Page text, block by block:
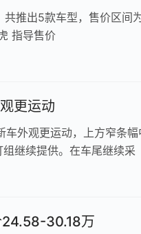
共推出5款车型，售价区
指导售价
更运动
外观更运动，上方窄条
继续提供。在车尾继续采
30.18万